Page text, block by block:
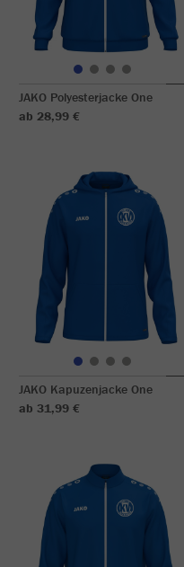
JAKO Polyesterjacke One
ab 28,99 €
JAKO Kapuzenjacke One
ab 31,99 €